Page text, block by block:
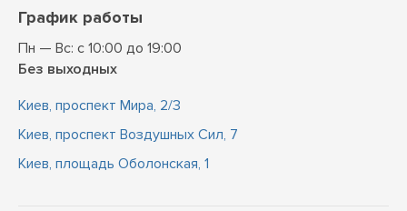
График работы
Пн — Вс: с 10:00 до 19:00
Без выходных
Киев, проспект Мира, 2/3
Киев, проспект Воздушных Сил, 7
Киев, площадь Оболонская, 1